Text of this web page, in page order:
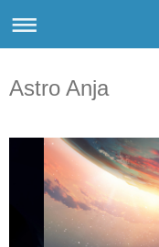
Astro Anja